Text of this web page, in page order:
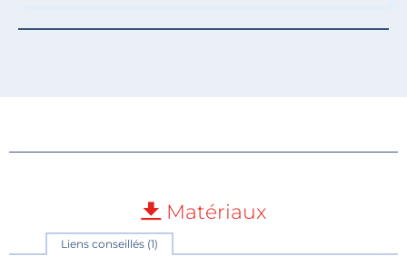
Matériaux
Liens conseillés (1)